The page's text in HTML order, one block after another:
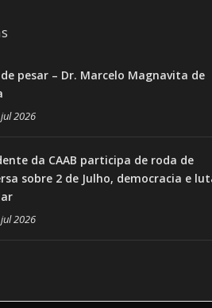
pesar – Dr. Marcelo Magnavita de
2026
da CAAB participa de roda de
sobre 2 de Julho, democracia e
2026